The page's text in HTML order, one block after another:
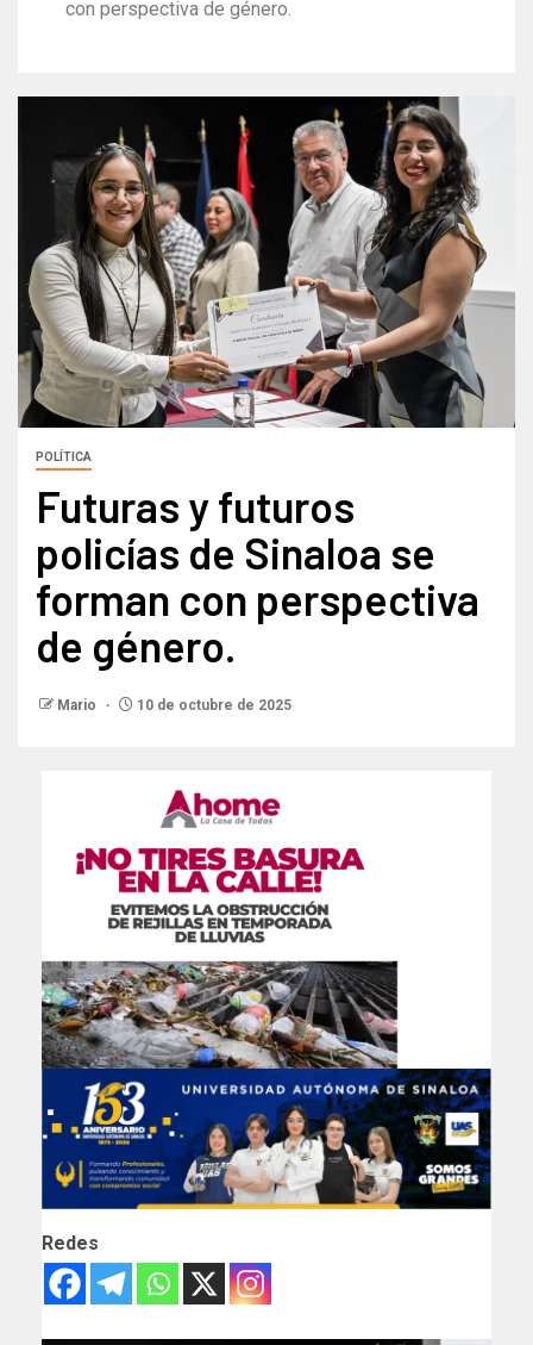
con perspectiva de género.
POLÍTICA
Futuras y futuros
policías de Sinaloa se
forman con perspectiva
de género.
Mario 10 de octubre de 2025
Redes